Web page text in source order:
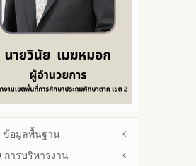
ข้อมูลพื้นฐาน
โครงสร้าง หน้าที่และอำนาจ
การบริหารงาน